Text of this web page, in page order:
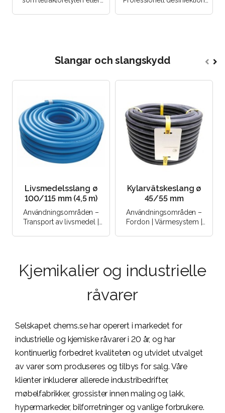
Slangar och slangskydd
Livsmedelsslang ø
100/115 mm (4,5 m)
Användningsområden –
Transport av livsmedel |
Kylarvätskeslang ø
45/55 mm
Användningsområden –
Fordon | Värmesystem |
Kjemikalier og industrielle
råvarer
Selskapet chems.se har operert i markedet for
industrielle og kjemiske råvarer i 20 år, og har
kontinuerlig forbedret kvaliteten og utvidet utvalget
av varer som produseres og tilbys for salg. Våre
klienter inkluderer allerede industribedrifter,
møbelfabrikker, grossister innen maling og lakk,
hypermarkeder, bilforretninger og vanlige forbrukere.